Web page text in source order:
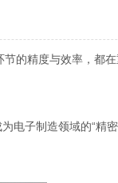
的精度与效率，都在
子制造领域的“精